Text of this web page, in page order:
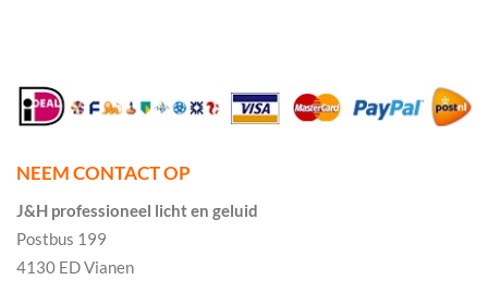
NEEM CONTACT OP
J&H professioneel licht en geluid
Postbus 199
4130 ED Vianen